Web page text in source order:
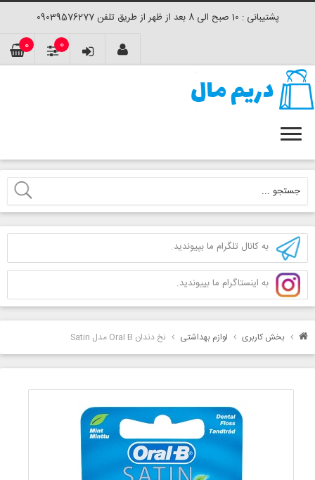
پشتیبانی : 10 صبح الی 8 بعد از ظهر از طریق تلفن 09039576277
0 0
به کانال تلگرام ما بپیوندید.
به اینستاگرام ما بپیوندید.
بخش کاربری لوازم بهداشتی نخ دندان Oral B مدل Satin